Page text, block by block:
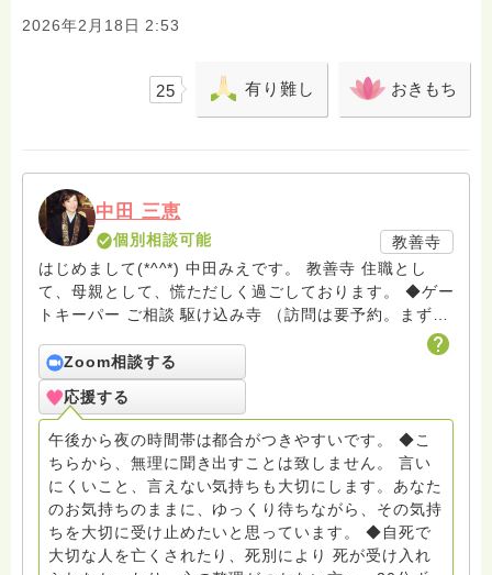
2026年2月18日 2:53
25 有り難し おきもち
中田 三恵
個別相談可能
教善寺
はじめまして(*^^*) 中田みえです。 教善寺 住職とし
て、母親として、慌ただしく過ごしております。 ◆ゲー
トキーパー ご相談 駆け込み寺 （訪問は要予約。まずは
ターミナルケア、看取り、グリーフケア、希死念慮、自
死、産前産後うつ、育児、DV、デートDV、トラウマ、
PTSD、傾聴トレーナー、手話、要約筆記、行政相談
員、女性支援員、小学校 中学校支援員としても、ケア
サポートをしています。 ◆一般社団法人『グリーフケア
ともしび』理事長 【ともしび遺族会】運営 毎月 第１
金・昼夜2回開催（大阪駅前第3ビル） 14：00〜，18：
00〜 お問い合わせ申込⬇️こちらから
griefcare.tomoshibi@icloud.com ＊この活動は皆さま
のご支援により支えられております。ご協力をよろしく
Zoom相談する
応援する
午後から夜の時間帯は都合がつきやすいです。 ◆こ
ちらから、無理に聞き出すことは致しません。 言い
にくいこと、言えない気持ちも大切にします。あなた
のお気持ちのままに、ゆっくり待ちながら、その気持
ちを大切に受け止めたいと思っています。 ◆自死で
大切な人を亡くされたり、死別により 死が受け入れ